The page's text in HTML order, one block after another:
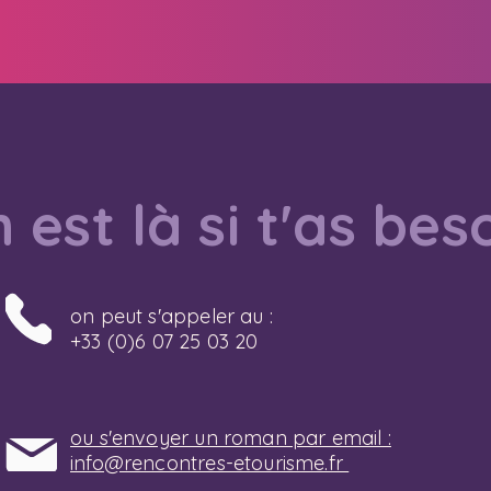
est là si t'as
on peut s'appeler au :
+33 (0)6 07 25 03 20
ou s'envoyer un roman par email :
info@rencontres-etourisme.fr